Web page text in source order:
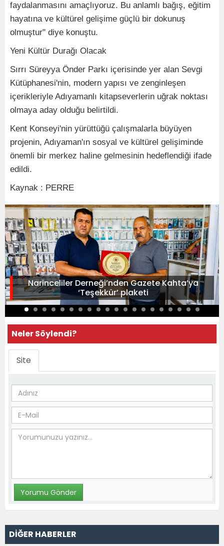
faydalanmasını amaçlıyoruz. Bu anlamlı bağış, eğitim
hayatına ve kültürel gelişime güçlü bir dokunuş
olmuştur" diye konuştu.
Yeni Kültür Durağı Olacak
Sırrı Süreyya Önder Parkı içerisinde yer alan Sevgi
Kütüphanesi'nin, modern yapısı ve zenginleşen
içerikleriyle Adıyamanlı kitapseverlerin uğrak noktası
olmaya aday olduğu belirtildi.
Kent Konseyi'nin yürüttüğü çalışmalarla büyüyen
projenin, Adıyaman'ın sosyal ve kültürel gelişiminde
önemli bir merkez haline gelmesinin hedeflendiği ifade
edildi.
Kaynak : PERRE
Narinceliler Derneği’nden Gazete Kahta’ya
‘Teşekkür’ plaketi
Neler Söylendi?
Site
DİĞER HABERLER